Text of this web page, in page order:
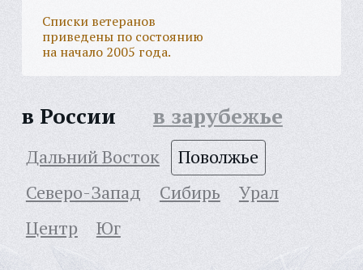
Списки ветеранов
приведены по состоянию
на начало 2005 года.
в России в зарубежье
Дальний Восток
Поволжье
Северо-Запад
Сибирь
Урал
Центр
Юг